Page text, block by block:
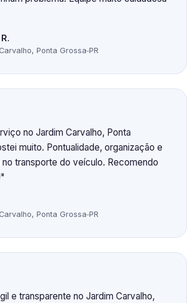
Ponta Grossa‑PR
no Jardim Carvalho, Ponta
muito. Pontualidade, organização e
transporte do veículo. Recomendo
Ponta Grossa‑PR
e transparente no Jardim Carvalho,